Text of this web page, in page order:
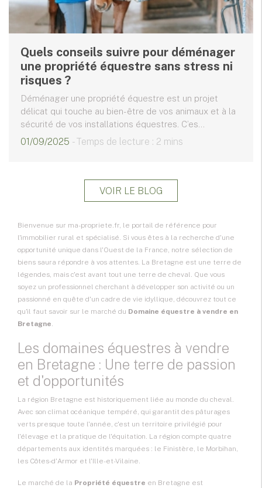
Quels conseils suivre pour déménager
une propriété équestre sans stress ni
risques ?
Déménager une propriété équestre est un projet
délicat qui touche au bien-être de vos animaux et à la
sécurité de vos installations équestres. C’es...
01/09/2025 - Temps de lecture : 2 mins
VOIR LE BLOG
Bienvenue sur ma-propriete.fr, le portail de référence pour
l'immobilier rural et spécialisé. Si vous êtes à la recherche d'une
opportunité unique dans l'Ouest de la France, notre sélection de
biens saura répondre à vos attentes. La Bretagne est une terre de
légendes, mais c'est avant tout une terre de cheval. Que vous
soyez un professionnel cherchant à développer son activité ou un
passionné en quête d'un cadre de vie idyllique, découvrez tout ce
qu'il faut savoir sur le marché du Domaine équestre à vendre en
Bretagne.
Les domaines équestres à vendre
en Bretagne : Une terre de passion
et d'opportunités
La région Bretagne est historiquement liée au monde du cheval.
Avec son climat océanique tempéré, qui garantit des pâturages
verts presque toute l'année, c'est un territoire privilégié pour
l'élevage et la pratique de l'équitation. La région compte quatre
départements aux identités marquées : le Finistère, le Morbihan,
les Côtes-d'Armor et l'Ille-et-Vilaine.
Le marché de la Propriété équestre en Bretagne est